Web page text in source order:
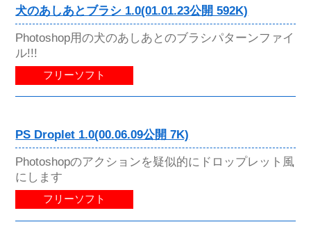
犬のあしあとブラシ 1.0(01.01.23公開 592K)
Photoshop用の犬のあしあとのブラシパターンファイ
ル!!!
フリーソフト
PS Droplet 1.0(00.06.09公開 7K)
Photoshopのアクションを疑似的にドロップレット風
にします
フリーソフト